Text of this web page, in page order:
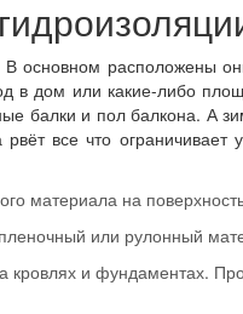
основном расположены
в дом или какие-либо
балки и пол балкона. А
все что
материала на
или рулонный
и фундаментах.